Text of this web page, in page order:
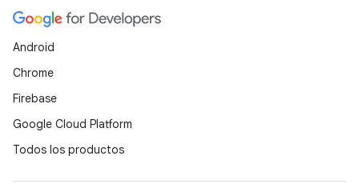
Android
Chrome
Firebase
Google Cloud Platform
Todos los productos